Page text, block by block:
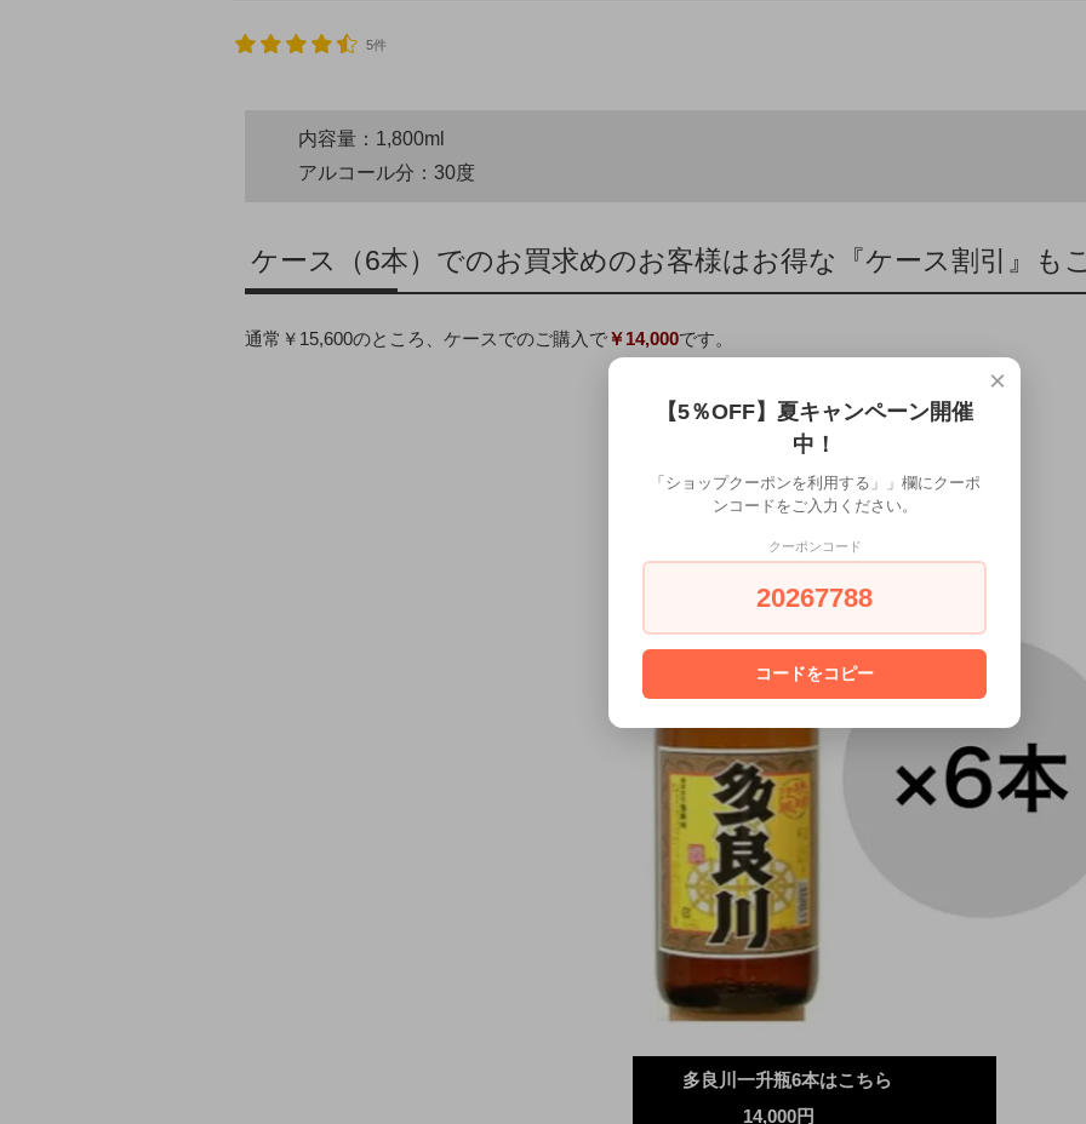
5件
内容量：1,800ml
アルコール分：30度
ケース（6本）でのお買求めのお客様はお得な『ケース割引』も
通常￥15,600のところ、ケースでのご購入で￥14,000です。
多良川一升瓶6本はこちら
14,000円
×
【5％OFF】夏キャンペーン開催
中！
「ショップクーポンを利用する」」欄にクーポ
ンコードをご入力ください。
クーポンコード
20267788
コードをコピー